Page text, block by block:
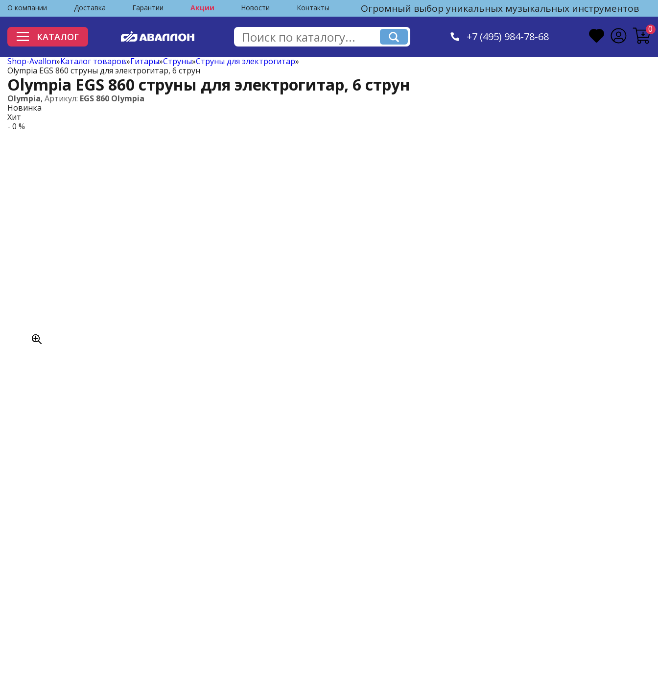
О компании Доставка Гарантии Акции Новости Контакты Огромный выбор уникальных музыкальных инструментов
КАТАЛОГ +7 (495) 984-78-68
0
Shop-Avallon»Каталог товаров»Гитары»Струны»Струны для электрогитар»
Olympia EGS 860 струны для электрогитар, 6 струн
Olympia EGS 860 струны для электрогитар, 6 струн
Olympia, Артикул: EGS 860 Olympia
Новинка
Хит
- 0 %